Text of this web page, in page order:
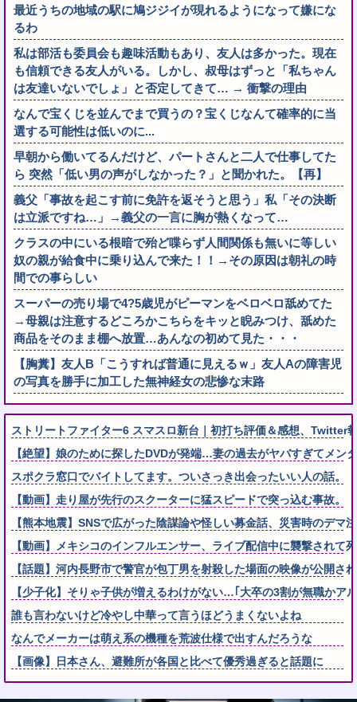
最近うちの地域の駅に鳩ジジイが現れるようになって嫌にな
るわ
私は部活も委員会も趣味活動もあり、友人は多かった。現在
も信頼できる友人がいる。しかし、叔母はずっと「私ちゃん
は友達いないでしょ」と否定してきて… → 衝撃の理由
なんで宝くじを並んでまで買うの？宝くじなんて確率的に当
選する可能性は低いのに...
早朝から働いてるんだけど、パートさんと二人で仕事してた
ら 突然「低い男の声がしなかった？」と聞かれた。【再】
義父「事故を起こす前に免許を返そうと思う」私「その決断
は立派ですね…」→義父の一言に胸が熱くなって…
クラスの中にいる根暗で殆ど喋らず人間関係も無いに等しい
奴の親が給食中に乗り込んで来た！！→その原因は朝礼の時
間での事らしい
スーパーの売り場で4?5歳児がピーマンをベロベロ舐めてた
→母親は注意するどころかこちらをキッと睨みつけ、舐めた
商品をそのまま棚へ放置…あんなの初めて見た・・・
【胸糞】友人B「こうすれば普通に見えるｗ」友人Aの障害児
の写真を勝手に加工した無神経女の悲惨な末路
ストリートファイター6 スマスロ新台｜初打ち評価＆感想、Twitter
【絶望】娘のために探したDVDが発端…妻の過去がヤバすぎてメン
スポクラ窓口でバイトしてます。ついさっき出会ったいい人の話。
【動画】走り屋が先行のスクーターに猛スピードで突っ込む事故。
【熊本地震】SNSで広がった陰謀論や怪しい募金話、災害時のデマ
【動画】メキシコのインフルエンサー、ライブ配信中に襲撃されて
【話題】河内長野市で警官が包丁男を射殺した場面の映像が公開さ
【少子化】そりゃ子供が増えるわけがない…｢大卒の3割が無職かア
誰も言わないけど冷やし中華って言うほどうまくないよね
なんでメーカーは萌え系の機種を荒波仕様で出すんだろうな
【画像】日本さん、避難所が各国と比べて優秀過ぎると話題に